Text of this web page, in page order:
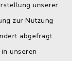
unserer
zur Nutzung
abgefragt.
unseren